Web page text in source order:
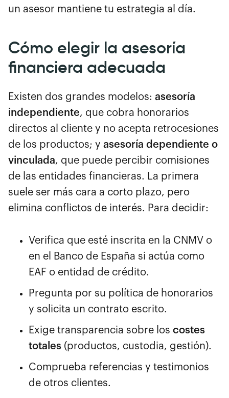
un asesor mantiene tu estrategia al día.
Cómo elegir la asesoría
financiera adecuada
Existen dos grandes modelos: asesoría
independiente, que cobra honorarios
directos al cliente y no acepta retrocesiones
de los productos; y asesoría dependiente o
vinculada, que puede percibir comisiones
de las entidades financieras. La primera
suele ser más cara a corto plazo, pero
elimina conflictos de interés. Para decidir:
Verifica que esté inscrita en la CNMV o
en el Banco de España si actúa como
EAF o entidad de crédito.
Pregunta por su política de honorarios
y solicita un contrato escrito.
Exige transparencia sobre los costes
totales (productos, custodia, gestión).
Comprueba referencias y testimonios
de otros clientes.